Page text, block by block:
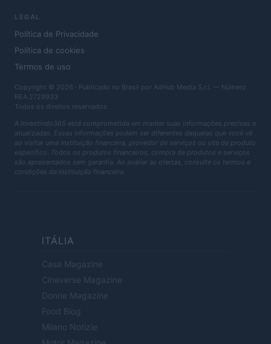
LEGAL
Política de Privacidade
Política de cookies
Termos de uso
Copyright © 2026 · Publicado no Brasil por AdHub Media S.r.l. — Número
REA 2729933
Todos os direitos reservados
A Investindo365 está comprometida em manter suas informações precisas e
atualizadas. Essas informações podem ser diferentes daquelas que você vê
ao visitar uma instituição financeira, provedor de serviços ou site de produto
específico. Todos os produtos financeiros, compra de produtos e serviços
são apresentados sem garantia. Ao avaliar as ofertas, consulte os termos e
condições da instituição financeira.
ITÁLIA
Casa Magazine
Cineverse Magazine
Donne Magazine
Food Blog
Milano Notizie